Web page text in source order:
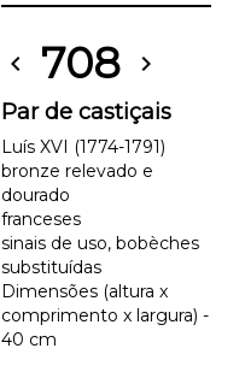
chevron_left 708 chevron_right
Par de castiçais
Luís XVI (1774-1791)
bronze relevado e
dourado
franceses
sinais de uso, bobèches
substituídas
Dimensões (altura x
comprimento x largura) -
40 cm